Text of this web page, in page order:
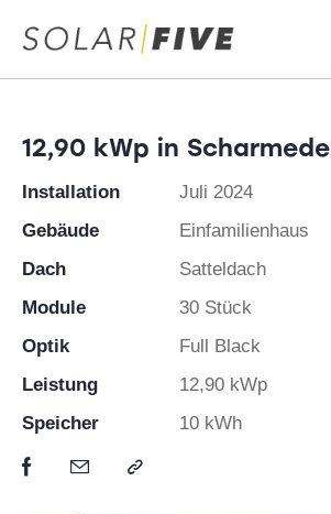
12,90 kWp in Scharmede
Installation
Juli 2024
Gebäude
Einfamilienhaus
Dach
Satteldach
Module
30 Stück
Optik
Full Black
Leistung
12,90 kWp
Speicher
10 kWh